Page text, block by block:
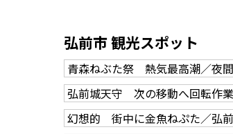
弘前市 観光スポット
青森ねぶた祭 熱気最高潮／夜
弘前城天守 次の移動へ回転作
幻想的 街中に金魚ねぷた／弘前